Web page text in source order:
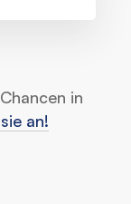
in
an!